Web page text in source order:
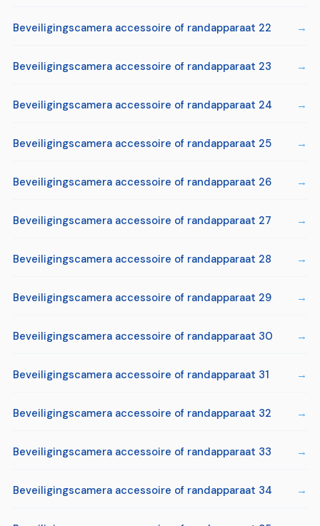
Beveiligingscamera accessoire of randapparaat 22
Beveiligingscamera accessoire of randapparaat 23
Beveiligingscamera accessoire of randapparaat 24
Beveiligingscamera accessoire of randapparaat 25
Beveiligingscamera accessoire of randapparaat 26
Beveiligingscamera accessoire of randapparaat 27
Beveiligingscamera accessoire of randapparaat 28
Beveiligingscamera accessoire of randapparaat 29
Beveiligingscamera accessoire of randapparaat 30
Beveiligingscamera accessoire of randapparaat 31
Beveiligingscamera accessoire of randapparaat 32
Beveiligingscamera accessoire of randapparaat 33
Beveiligingscamera accessoire of randapparaat 34